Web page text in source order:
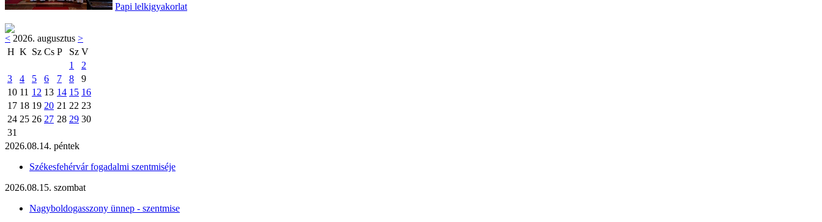
Papi lelkigyakorlat
< 2026. augusztus >
H K Sz Cs P Sz V
1
2
3
4 5 6 7 8
9
10 11 12 13 14 15 16
17 18 19 20 21 22 23
24 25 26 27 28 29 30
31
2026.08.14. péntek
Székesfehérvár fogadalmi szentmiséje
2026.08.15. szombat
Nagyboldogasszony ünnep - szentmise